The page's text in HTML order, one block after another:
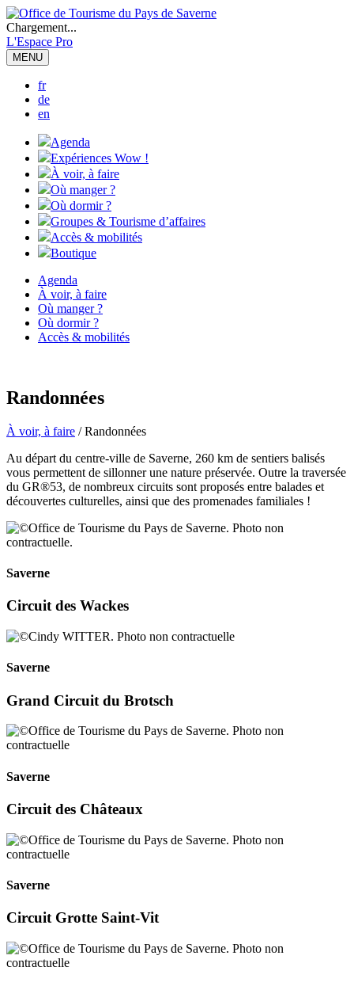
Chargement...
L'Espace Pro
MENU
fr
de
en
Agenda
Expériences Wow !
À voir, à faire
Où manger ?
Où dormir ?
Groupes & Tourisme d’affaires
Accès & mobilités
Boutique
Agenda
À voir, à faire
Où manger ?
Où dormir ?
Accès & mobilités
Randonnées
À voir, à faire / Randonnées
Au départ du centre-ville de Saverne, 260 km de sentiers balisés
vous permettent de sillonner une nature préservée. Outre la traversée
du GR®53, de nombreux circuits sont proposés entre balades et
découvertes culturelles, ainsi que des promenades familiales !
Saverne
Circuit des Wackes
Saverne
Grand Circuit du Brotsch
Saverne
Circuit des Châteaux
Saverne
Circuit Grotte Saint-Vit